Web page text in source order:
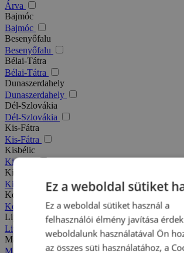
Árva
Bajmóc
Bajmóc
Besenyőfalu
Besenyőfalu
Bélai-Tátra
Bélai-Tátra
Dunaszerdahely
Dunaszerdahely
Dél-Szlovákia
Dél-Szlovákia
Kis-Fátra
Kis-Fátra
Kisbélic
Kisbélic
Kiszucai-Beszkidek
Kiszucai-Beszkidek
Komárno
Komárno
Liptó
Liptó
Magas-Tátra
Ez a weboldal sütiket
Ez a weboldal sütiket használ a
felhasználói élmény javítása
weboldalunk használatával Ön
az összes süti használatához, a